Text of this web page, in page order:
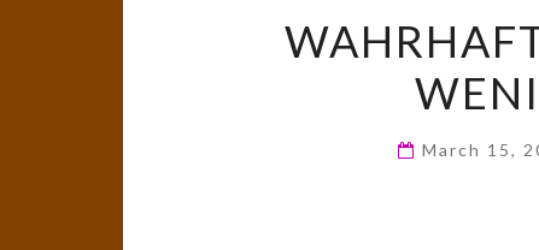
March 15,